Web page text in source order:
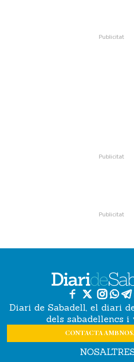
Diari de Sabadell, el diari
dels sabadellencs i
CONTACTA AMB